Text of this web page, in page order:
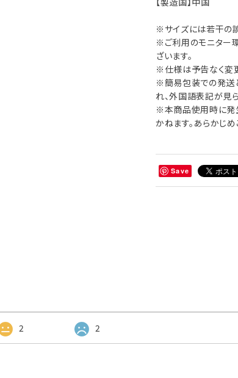
※サイズには若干の
※ご利用のモニター
ざいます。
※仕様は予告なく変
※簡易包装での発送
れ、外国語表記が見
※本商品使用時に発
かねます。あらかじめ
Save
2 2